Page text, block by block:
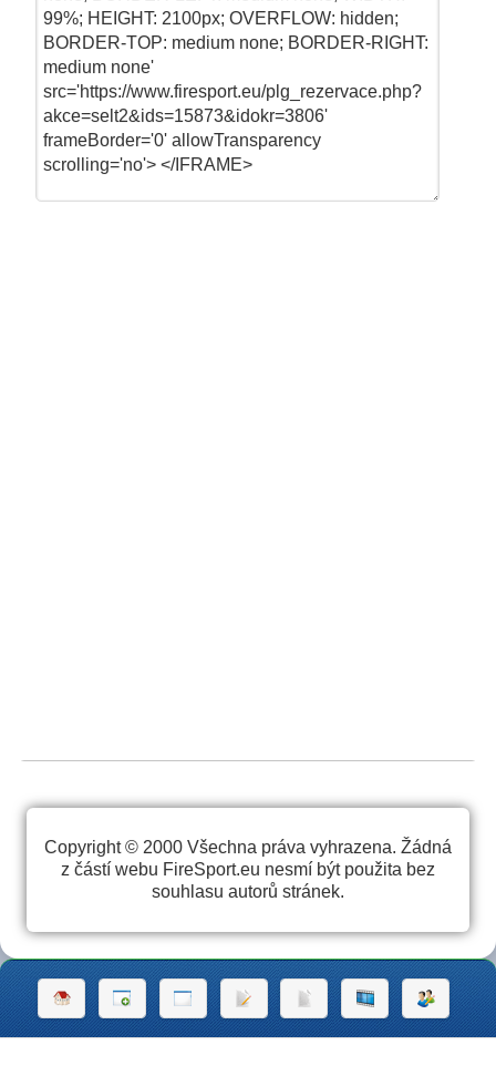
Copyright © 2000 Všechna práva vyhrazena. Žádná
z částí webu FireSport.eu nesmí být použita bez
souhlasu autorů stránek.